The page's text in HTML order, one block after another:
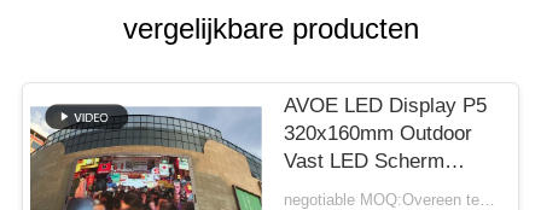
VRAAG
EEN
OFFERTE
vergelijkbare producten
AVOE LED Display P5
320x160mm Outdoor
Vast LED Scherm
Hoge
negotiable MOQ:Overeen te komen